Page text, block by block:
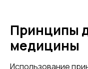
Принципы
медицины
Использование